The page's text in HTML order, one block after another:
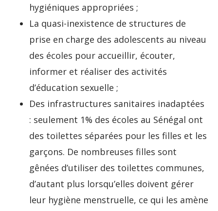
hygiéniques appropriées ;
La quasi-inexistence de structures de
prise en charge des adolescents au niveau
des écoles pour accueillir, écouter,
informer et réaliser des activités
d’éducation sexuelle ;
Des infrastructures sanitaires inadaptées
: seulement 1% des écoles au Sénégal ont
des toilettes séparées pour les filles et les
garçons. De nombreuses filles sont
gênées d’utiliser des toilettes communes,
d’autant plus lorsqu’elles doivent gérer
leur hygiène menstruelle, ce qui les amène